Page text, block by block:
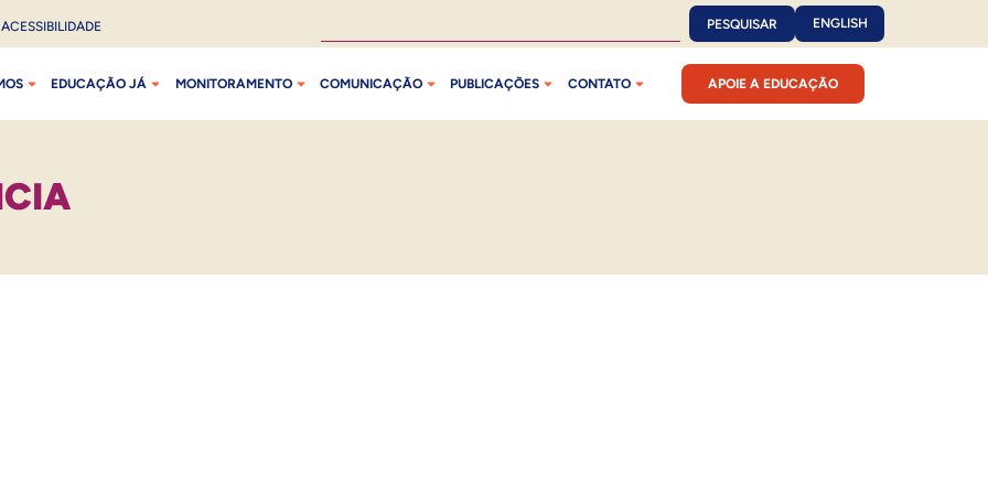
ACESSIBILIDADE PESQUISAR ENGLISH
EDUCAÇÃO JÁ MONITORAMENTO COMUNICAÇÃO PUBLICAÇÕES CONTATO APOIE A EDUCAÇÃO